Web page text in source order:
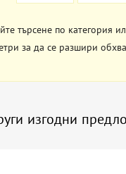
търсене по категория
за да се разшири
изгодни